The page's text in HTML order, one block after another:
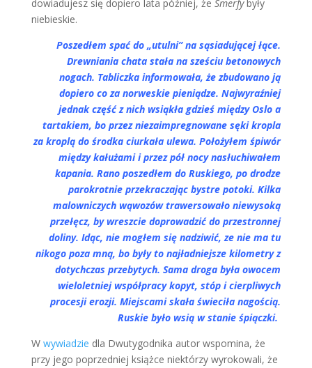
dowiadujesz się dopiero lata później, że Smerfybyły
niebieskie.
Poszedłem spać do „utulni” na sąsiadującej łące.
Drewniania chata stała na sześciu betonowych
nogach. Tabliczka informowała, że zbudowano ją
dopiero co za norweskie pieniądze. Najwyraźniej
jednak część z nich wsiąkła gdzieś między Oslo a
tartakiem, bo przez niezaimpregnowane sęki kropla
za kroplą do środka ciurkała ulewa. Położyłem śpiwór
między kałużami i przez pół nocy nasłuchiwałem
kapania. Rano poszedłem do Ruskiego, po drodze
parokrotnie przekraczając bystre potoki. Kilka
malowniczych wąwozów trawersowało niewysoką
przełęcz, by wreszcie doprowadzić do przestronnej
doliny. Idąc, nie mogłem się nadziwić, ze nie ma tu
nikogo poza mną, bo były to najładniejsze kilometry z
dotychczas przebytych. Sama droga była owocem
wieloletniej współpracy kopyt, stóp i cierpliwych
procesji erozji. Miejscami skała świeciła nagością.
Ruskie było wsią w stanie śpiączki.
W wywiadzie dla Dwutygodnika autor wspomina, że
przy jego poprzedniej książce niektórzy wyrokowali, że